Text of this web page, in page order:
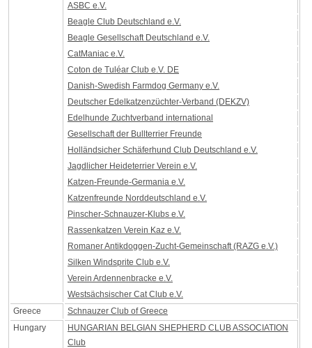
ASBC e.V.
Beagle Club Deutschland e.V.
Beagle Gesellschaft Deutschland e.V.
CatManiac e.V.
Coton de Tuléar Club e.V. DE
Danish-Swedish Farmdog Germany e.V.
Deutscher Edelkatzenzüchter-Verband (DEKZV)
Edelhunde Zuchtverband international
Gesellschaft der Bullterrier Freunde
Holländsicher Schäferhund Club Deutschland e.V.
Jagdlicher Heideterrier Verein e.V.
Katzen-Freunde-Germania e.V.
Katzenfreunde Norddeutschland e.V.
Pinscher-Schnauzer-Klubs e.V.
Rassenkatzen Verein Kaz e.V.
Romaner Antikdoggen-Zucht-Gemeinschaft (RAZG e.V.)
Silken Windsprite Club e.V.
Verein Ardennenbracke e.V.
Westsächsischer Cat Club e.V.
Greece
Schnauzer Club of Greece
Hungary
HUNGARIAN BELGIAN SHEPHERD CLUB ASSOCIATION
Club